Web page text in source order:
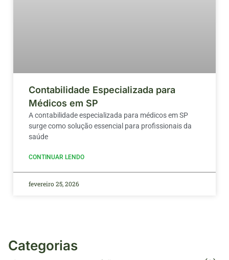
Contabilidade Especializada para
Médicos em SP
A contabilidade especializada para médicos em SP
surge como solução essencial para profissionais da
saúde
CONTINUAR LENDO
fevereiro 25, 2026
Categorias